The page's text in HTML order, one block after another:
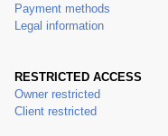
Payment methods
Legal information
RESTRICTED ACCESS
Owner restricted
Client restricted